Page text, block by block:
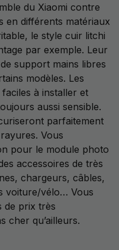
du Xiaomi contre
en différents matériaux
le style cuir litchi
par exemple. Leur
support mains libres
modèles. Les
à installer et
aussi sensible.
parfaitement
Vous
pour le module photo
accessoires de très
chargeurs, câbles,
voiture/vélo… Vous
de prix très
cher qu’ailleurs.